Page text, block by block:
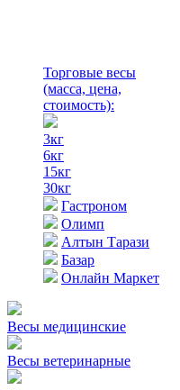
Торговые весы
(масса, цена,
стоимость):
3кг
6кг
15кг
30кг
Гастроном
Олимп
Алтын Тарази
Базар
Онлайн Маркет
Весы медицинские
Весы ветеринарные